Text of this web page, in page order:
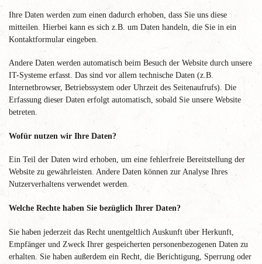
Ihre Daten werden zum einen dadurch erhoben, dass Sie uns diese
mitteilen. Hierbei kann es sich z.B. um Daten handeln, die Sie in ein
Kontaktformular eingeben.
Andere Daten werden automatisch beim Besuch der Website durch unsere
IT-Systeme erfasst. Das sind vor allem technische Daten (z.B.
Internetbrowser, Betriebssystem oder Uhrzeit des Seitenaufrufs). Die
Erfassung dieser Daten erfolgt automatisch, sobald Sie unsere Website
betreten.
Wofür nutzen wir Ihre Daten?
Ein Teil der Daten wird erhoben, um eine fehlerfreie Bereitstellung der
Website zu gewährleisten. Andere Daten können zur Analyse Ihres
Nutzerverhaltens verwendet werden.
Welche Rechte haben Sie bezüglich Ihrer Daten?
Sie haben jederzeit das Recht unentgeltlich Auskunft über Herkunft,
Empfänger und Zweck Ihrer gespeicherten personenbezogenen Daten zu
erhalten. Sie haben außerdem ein Recht, die Berichtigung, Sperrung oder